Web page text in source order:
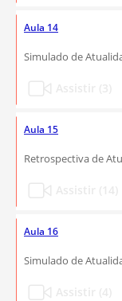
Aula 14
Simulado de
Aula 15
Retrospectiva de
Aula 16
Simulado de